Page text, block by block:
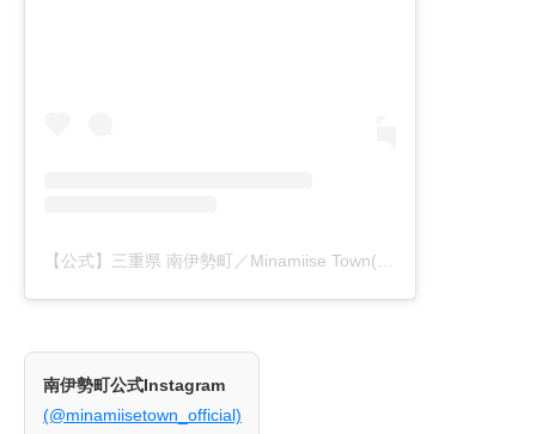
【公式】三重県 南伊勢町／Minamiise Town(@minamiisetown_official)がシェアした投稿
南伊勢町公式Instagram
(@minamiisetown_official)